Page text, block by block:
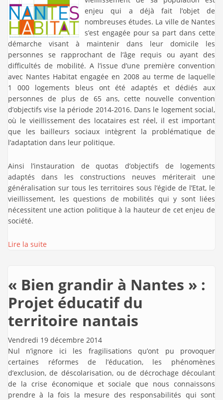
enjeu qui a déjà fait l’objet de
nombreuses études. La ville de Nantes
s’est engagée pour sa part dans cette
démarche visant à maintenir dans leur domicile les
personnes se rapprochant de l’âge requis ou ayant des
difficultés de mobilité. A l’issue d’une première convention
avec Nantes Habitat engagée en 2008 au terme de laquelle
1 000 logements bleus ont été adaptés et dédiés aux
personnes de plus de 65 ans, cette nouvelle convention
d’objectifs vise la période 2014-2016. Dans le logement social,
où le vieillissement des locataires est réel, il est important
que les bailleurs sociaux intègrent la problématique de
l’adaptation dans leur politique.
Ainsi l’instauration de quotas d’objectifs de logements
adaptés dans les constructions neuves mériterait une
généralisation sur tous les territoires sous l’égide de l’Etat, le
vieillissement, les questions de mobilités qui y sont liées
nécessitent une action politique à la hauteur de cet enjeu de
société.
Lire la suite
« Bien grandir à Nantes » :
Projet éducatif du
territoire nantais
Vendredi 19 décembre 2014
Nul n’ignore ici les fragilisations qu’ont pu provoquer
certaines réformes de l’éducation, les phénomènes
d’exclusion, de déscolarisation, ou de décrochage découlant
de la crise économique et sociale que nous connaissons
prendre à la fois la mesure des responsabilités qui sont